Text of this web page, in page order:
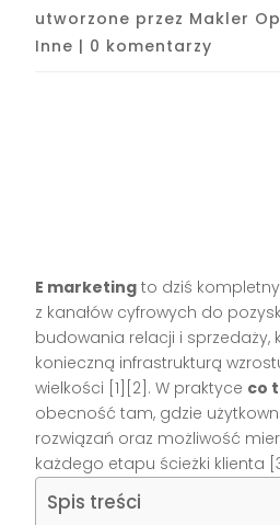
utworzone przez Makler
Inne | 0 komentarzy
E marketing to dziś
z kanałów cyfrowych do
budowania relacji i sprzedaży,
konieczną infrastrukturą
wielkości [1][2]. W praktyce co
obecność tam, gdzie
rozwiązań oraz możliwość
każdego etapu ścieżki klienta
Spis treści